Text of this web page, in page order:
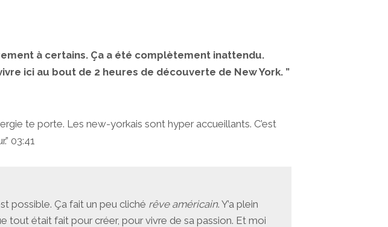
à certains. Ça a été complètement inattendu.
ici au bout de 2 heures de découverte de New York. ”
te porte. Les new-yorkais sont hyper accueillants. C’est
03:41
possible. Ça fait un peu cliché rêve américain. Y’a plein
tout était fait pour créer, pour vivre de sa passion. Et moi